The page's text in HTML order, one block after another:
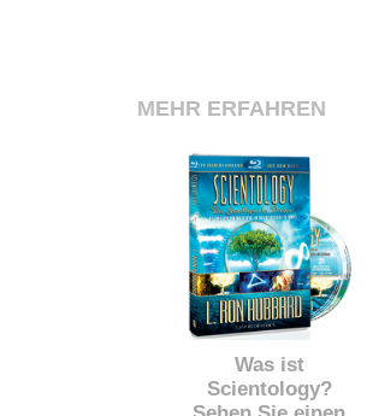
MEHR ERFAHREN
Was ist
Scientology?